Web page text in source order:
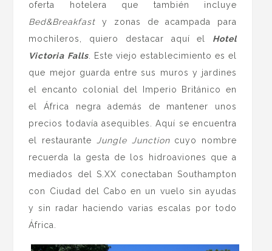
oferta hotelera que también incluye
Bed&Breakfasty zonas de acampada para
mochileros, quiero destacar aquí el Hotel
Victoria Falls. Este viejo establecimiento es el
que mejor guarda entre sus muros y jardines
el encanto colonial del Imperio Británico en
el África negra además de mantener unos
precios todavía asequibles. Aquí se encuentra
el restaurante
Jungle Junctioncuyo nombre
recuerda la gesta de los hidroaviones que a
mediados del S.XX conectaban Southampton
con Ciudad del Cabo en un vuelo sin ayudas
y sin radar haciendo varias escalas por todo
África.